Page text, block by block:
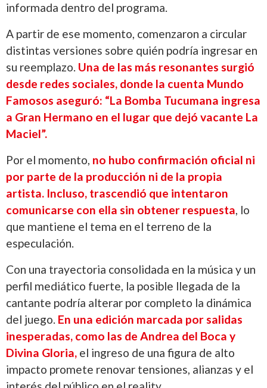
informada dentro del programa.
A partir de ese momento, comenzaron a circular
distintas versiones sobre quién podría ingresar en
su reemplazo. Una de las más resonantes surgió
desde redes sociales, donde la cuenta Mundo
Famosos aseguró: “La Bomba Tucumana ingresa
a Gran Hermano en el lugar que dejó vacante La
Maciel”.
Por el momento, no hubo confirmación oficial ni
por parte de la producción ni de la propia
artista. Incluso, trascendió que intentaron
comunicarse con ella sin obtener respuesta, lo
que mantiene el tema en el terreno de la
especulación.
Con una trayectoria consolidada en la música y un
perfil mediático fuerte, la posible llegada de la
cantante podría alterar por completo la dinámica
del juego. En una edición marcada por salidas
inesperadas, como las de Andrea del Boca y
Divina Gloria, el ingreso de una figura de alto
impacto promete renovar tensiones, alianzas y el